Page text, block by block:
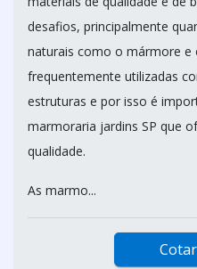
desafios, principalmente
naturais como o mármore e
frequentemente utilizadas
estruturas e por isso é
marmoraria jardins SP que
qualidade.
As marmo...